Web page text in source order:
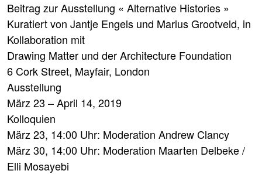
Beitrag zur Ausstellung « Alternative Histories »
Kuratiert von Jantje Engels und Marius Grootveld, in
Kollaboration mit
Drawing Matter und der Architecture Foundation
6 Cork Street, Mayfair, London
Ausstellung
März 23 – April 14, 2019
Kolloquien
März 23, 14:00 Uhr: Moderation Andrew Clancy
März 30, 14:00 Uhr: Moderation Maarten Delbeke /
Elli Mosayebi